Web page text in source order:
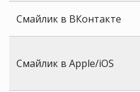
Смайлик в ВКонтакте
Смайлик в Apple/iOS